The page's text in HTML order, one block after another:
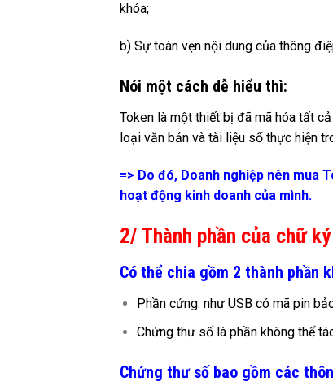
khóa;
b) Sự toàn vẹn nội dung của thông
Nói một cách dễ hiểu thì:
Token là một thiết bị đã mã hóa tất
loại văn bản và tài liệu số thực hiện
=> Do đó, Doanh nghiệp nên mua
hoạt động kinh doanh của mình.
2/ Thành phần của chữ
Có thể chia gồm 2 thành phần
Phần cứng: như USB có mã pin
Chứng thư số là phần không thể
Chứng thư số bao gồm các